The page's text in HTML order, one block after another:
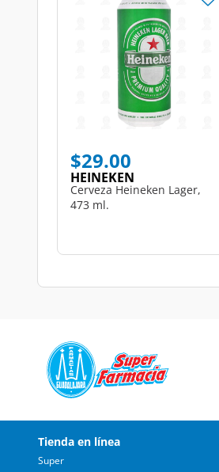
$29.00
HEINEKEN
Cerveza Heineken Lager,
473 ml.
Tienda en línea
Super